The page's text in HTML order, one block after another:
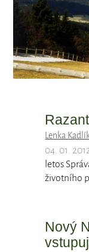
Lenka
04. 01.
letos
životního
Nový